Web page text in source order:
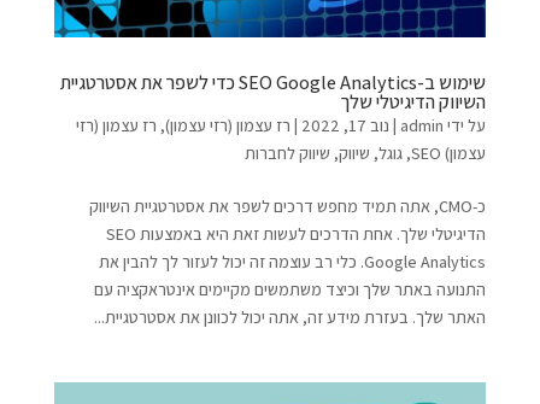
שימוש ב-SEO Google Analytics כדי לשפר את אסטרטגיית
השיווק הדיגיטלי שלך
על ידי admin
| נוב 17, 2022 | רז עצמון (רזי עצמון), רז עצמון (רזי
עצמון) SEO
, גוגל, שיווק, שיווק לחברות
כ-CMO, אתה תמיד מחפש דרכים לשפר את אסטרטגיית השיווק
הדיגיטלי שלך. אחת הדרכים לעשות זאת היא באמצעות SEO
Google Analytics. כלי רב עוצמה זה יכול לעזור לך להבין את
התנועה באתר שלך וכיצד משתמשים מקיימים אינטראקציה עם
האתר שלך. בעזרת מידע זה, אתה יכול לכוונן את אסטרטגיית...